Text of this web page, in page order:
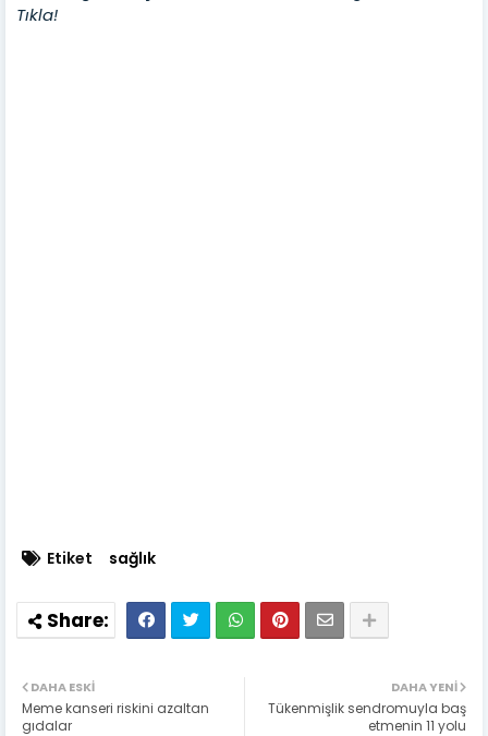
Tıkla!
Etiket sağlık
DAHA YENI
Tükenmişlik sendromuyla baş
etmenin 11 yolu
DAHA ESKI
Meme kanseri riskini azaltan
gıdalar